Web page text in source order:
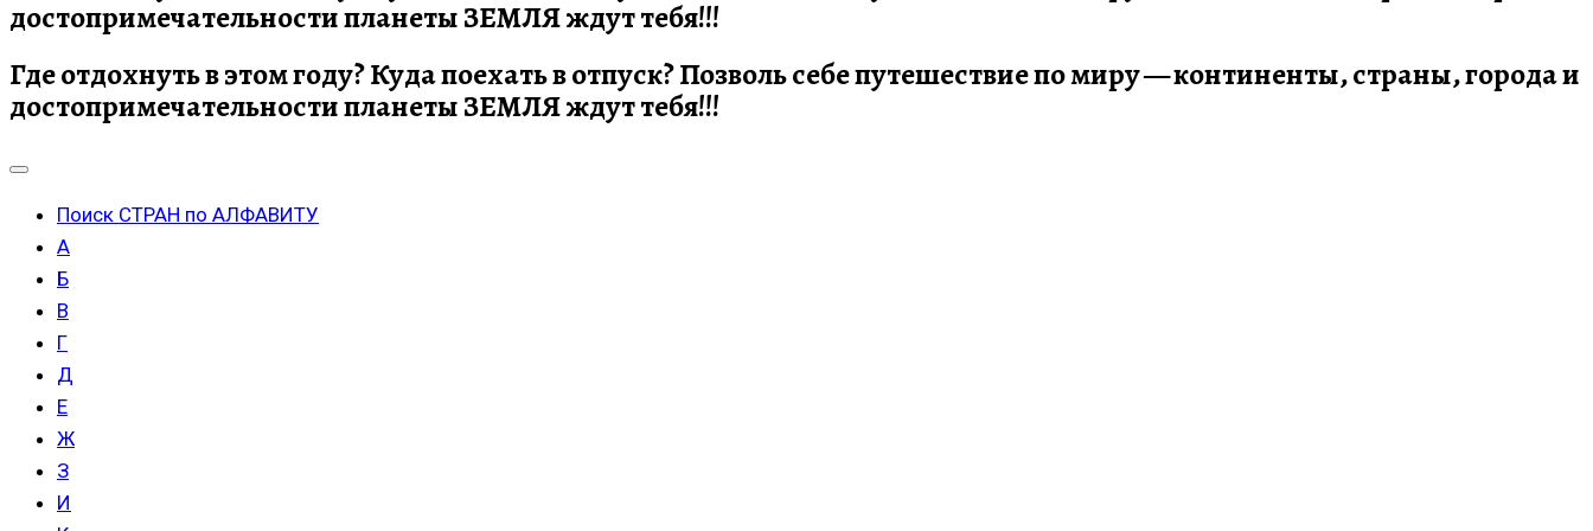
достопримечательности планеты ЗЕМЛЯ ждут тебя!!!
Где отдохнуть в этом году? Куда поехать в отпуск? Позволь себе путешествие по миру — континенты, страны, города и
достопримечательности планеты ЗЕМЛЯ ждут тебя!!!
Поиск СТРАН по АЛФАВИТУ
А
Б
В
Г
Д
Е
Ж
З
И